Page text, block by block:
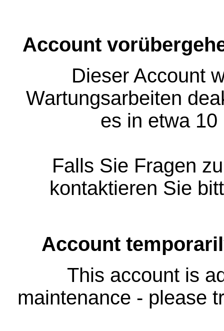
Account
Dieser Account
Wartungsarbeiten
es in etwa
Falls Sie Fragen
kontaktieren Sie
Account
This account is
maintenance - please